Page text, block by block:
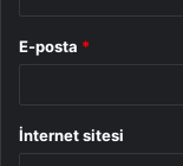
E-posta *
İnternet sitesi